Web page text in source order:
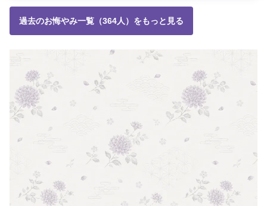
過去のお悔やみ一覧（364人）をもっと見る